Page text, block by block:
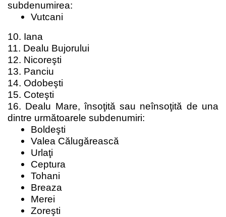
subdenumirea:
Vutcani
10. Iana
11. Dealu Bujorului
12. Nicoreşti
13. Panciu
14. Odobeşti
15. Coteşti
16. Dealu Mare, însoţită sau neînsoţită de una
dintre următoarele subdenumiri:
Boldeşti
Valea Călugărească
Urlaţi
Ceptura
Tohani
Breaza
Merei
Zoreşti